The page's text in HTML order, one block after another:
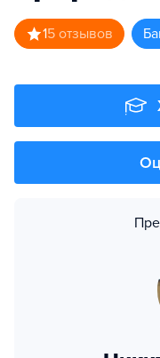
15 отзывов